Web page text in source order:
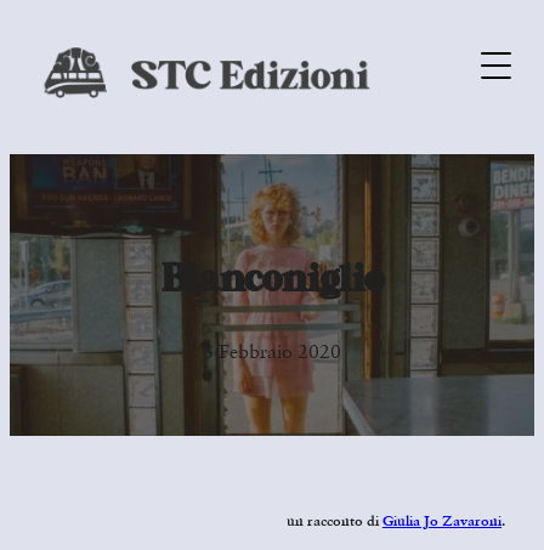
Bianconiglio
3 Febbraio 2020
un racconto di Giulia Jo Zavaroni.